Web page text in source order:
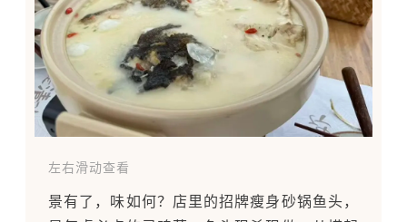
左右滑动查看
景有了，味如何？店里的招牌瘦身砂锅鱼头，